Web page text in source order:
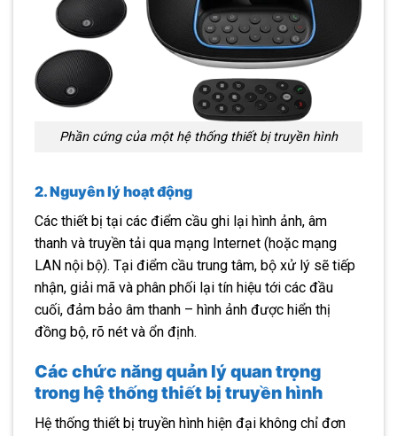
Phần cứng của một hệ thống thiết bị truyền hình
2. Nguyên lý hoạt động
Các thiết bị tại các điểm cầu ghi lại hình ảnh, âm
thanh và truyền tải qua mạng Internet (hoặc mạng
LAN nội bộ). Tại điểm cầu trung tâm, bộ xử lý sẽ tiếp
nhận, giải mã và phân phối lại tín hiệu tới các đầu
cuối, đảm bảo âm thanh – hình ảnh được hiển thị
đồng bộ, rõ nét và ổn định.
Các chức năng quản lý quan trọng
trong hệ thống thiết bị truyền hình
Hệ thống thiết bị truyền hình hiện đại không chỉ đơn